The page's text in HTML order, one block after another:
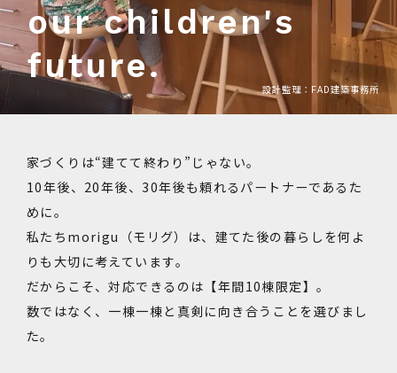
our children's
future.
設計監理：FAD建築事務所
家づくりは“建てて終わり”じゃない。
10年後、20年後、30年後も頼れるパートナーであるた
めに。
私たちmorigu（モリグ）は、建てた後の暮らしを何よ
りも大切に考えています。
だからこそ、対応できるのは【年間10棟限定】。
数ではなく、一棟一棟と真剣に向き合うことを選びまし
た。